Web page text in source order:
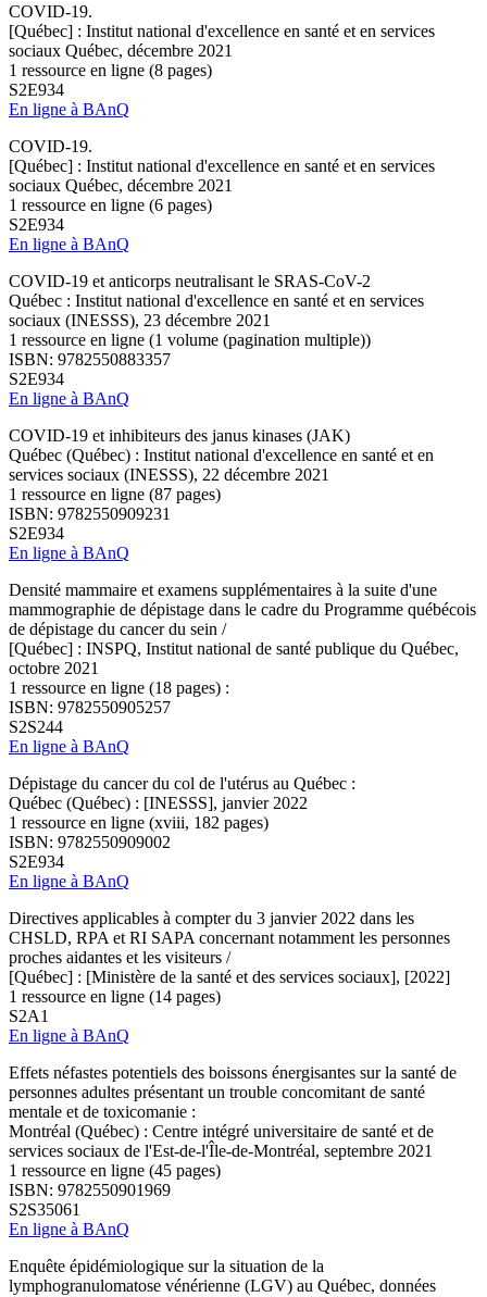
COVID-19.
[Québec] : Institut national d'excellence en santé et en services
sociaux Québec, décembre 2021
1 ressource en ligne (8 pages)
S2E934
En ligne à BAnQ
COVID-19.
[Québec] : Institut national d'excellence en santé et en services
sociaux Québec, décembre 2021
1 ressource en ligne (6 pages)
S2E934
En ligne à BAnQ
COVID-19 et anticorps neutralisant le SRAS-CoV-2
Québec : Institut national d'excellence en santé et en services
sociaux (INESSS), 23 décembre 2021
1 ressource en ligne (1 volume (pagination multiple))
ISBN: 9782550883357
S2E934
En ligne à BAnQ
COVID-19 et inhibiteurs des janus kinases (JAK)
Québec (Québec) : Institut national d'excellence en santé et en
services sociaux (INESSS), 22 décembre 2021
1 ressource en ligne (87 pages)
ISBN: 9782550909231
S2E934
En ligne à BAnQ
Densité mammaire et examens supplémentaires à la suite d'une
mammographie de dépistage dans le cadre du Programme québécois
de dépistage du cancer du sein /
[Québec] : INSPQ, Institut national de santé publique du Québec,
octobre 2021
1 ressource en ligne (18 pages) :
ISBN: 9782550905257
S2S244
En ligne à BAnQ
Dépistage du cancer du col de l'utérus au Québec :
Québec (Québec) : [INESSS], janvier 2022
1 ressource en ligne (xviii, 182 pages)
ISBN: 9782550909002
S2E934
En ligne à BAnQ
Directives applicables à compter du 3 janvier 2022 dans les
CHSLD, RPA et RI SAPA concernant notamment les personnes
proches aidantes et les visiteurs /
[Québec] : [Ministère de la santé et des services sociaux], [2022]
1 ressource en ligne (14 pages)
S2A1
En ligne à BAnQ
Effets néfastes potentiels des boissons énergisantes sur la santé de
personnes adultes présentant un trouble concomitant de santé
mentale et de toxicomanie :
Montréal (Québec) : Centre intégré universitaire de santé et de
services sociaux de l'Est-de-l'Île-de-Montréal, septembre 2021
1 ressource en ligne (45 pages)
ISBN: 9782550901969
S2S35061
En ligne à BAnQ
Enquête épidémiologique sur la situation de la
lymphogranulomatose vénérienne (LGV) au Québec, données